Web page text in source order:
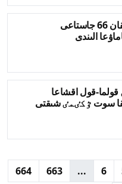
تويدا «ۋاعىز» ايتقان 66 جاستاعى
الىندى
قولما-قول اقشاعا
سوت ٷكٸمٸ شىقتى
6
...
663
664